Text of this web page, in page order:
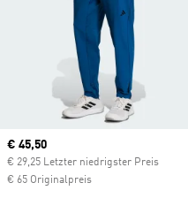
Current price
€ 45,50
€ 29,25 Letzter niedrigster Preis
€ 65 Originalpreis